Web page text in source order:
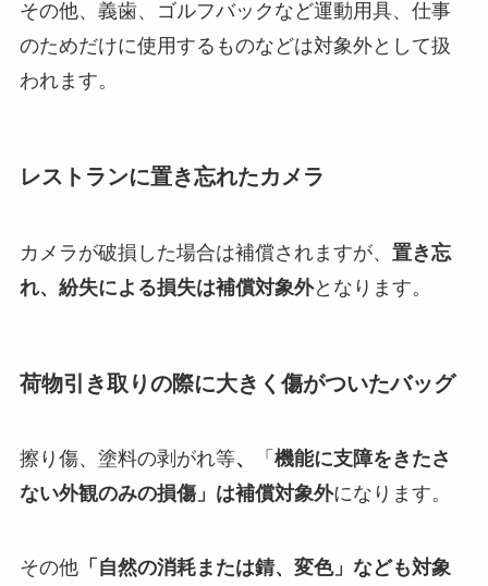
その他、 義歯、ゴルフバックなど運動用具、仕事
のためだけに使用するものなどは対象外として扱
われます。
レストランに置き忘れたカメラ
カメラが破損した場合は補償されますが、 置き忘
れ、紛失による損失は補償対象外となります。
荷物引き取りの際に大きく傷がついたバッグ
擦り傷、塗料の剥がれ等、 「 機能に支障をきたさ
ない外観のみの損傷」は補償対象外になります。
その他「自然の消耗または錆、変色」なども対象